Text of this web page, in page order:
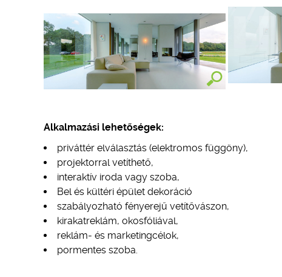
Alkalmazási lehetőségek:
priváttér elválasztás (elektromos függöny),
projektorral vetíthető,
interaktív iroda vagy szoba,
Bel és kültéri épület dekoráció
szabályozható fényerejű vetítővászon,
kirakatreklám, okosfóliával,
reklám- és marketingcélok,
pormentes szoba.